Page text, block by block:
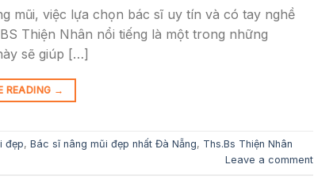
mũi, việc lựa chọn bác sĩ uy tín và có tay nghề
Thiện Nhân nổi tiếng là một trong những
sẽ giúp […]
READING →
đẹp, Bác sĩ nâng mũi đẹp nhất Đà Nẵng, Ths.Bs Thiện Nhân
Leave a comment